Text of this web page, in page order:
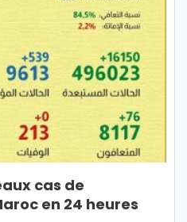
cas de
en 24 heures